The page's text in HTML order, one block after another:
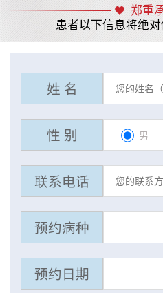
郑重
患者以下信息将绝
姓 名
性 别 男
联系电话
预约病种
预约日期